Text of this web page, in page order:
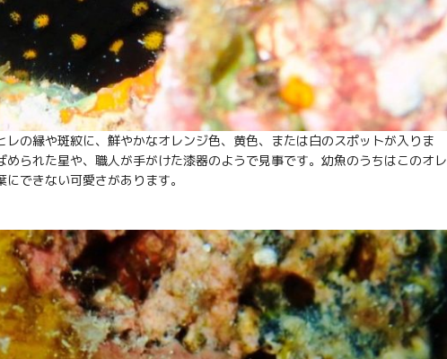
の縁や斑紋に、鮮やかなオレンジ色、黄色、または白のスポットが入りま
られた星や、職人が手がけた漆器のようで見事です。幼魚のうちはこのオレ
できない可愛さがあります。